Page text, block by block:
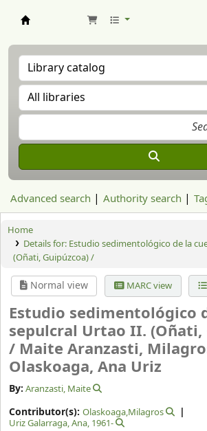
Advanced search Authority search
Home
Details for: Estudio sedimentológico de la
(Oñati, Guipúzcoa) /
Normal view MARC view
Estudio sedimentológico
sepulcral Urtao II. (Oñati,
/ Maite Aranzasti,
Olaskoaga, Ana Uriz
By: Aranzasti, Maite
Contributor(s): Olaskoaga,Milagros
Uriz Galarraga, Ana, 1961-